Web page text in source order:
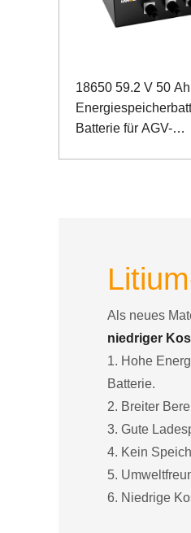
18650 59.2 V 50 Ah
Batterie für AGV-
Als neues
niedriger
1. Hohe
Batterie.
2. Breiter
3. Gute
4. Kein
5.
6. Niedrige